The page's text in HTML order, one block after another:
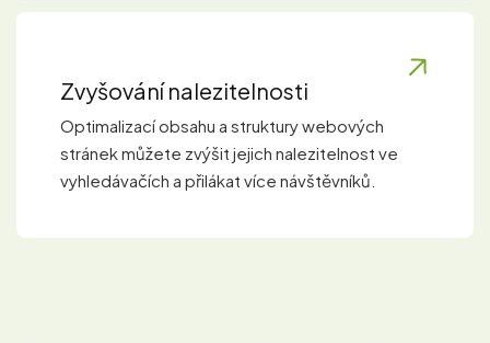
Zvyšování nalezitelnosti
Optimalizací obsahu a struktury webových
stránek můžete zvýšit jejich nalezitelnost ve
vyhledávačích a přilákat více návštěvníků.